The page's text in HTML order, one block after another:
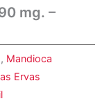
mg. –
, Mandioca
Ervas